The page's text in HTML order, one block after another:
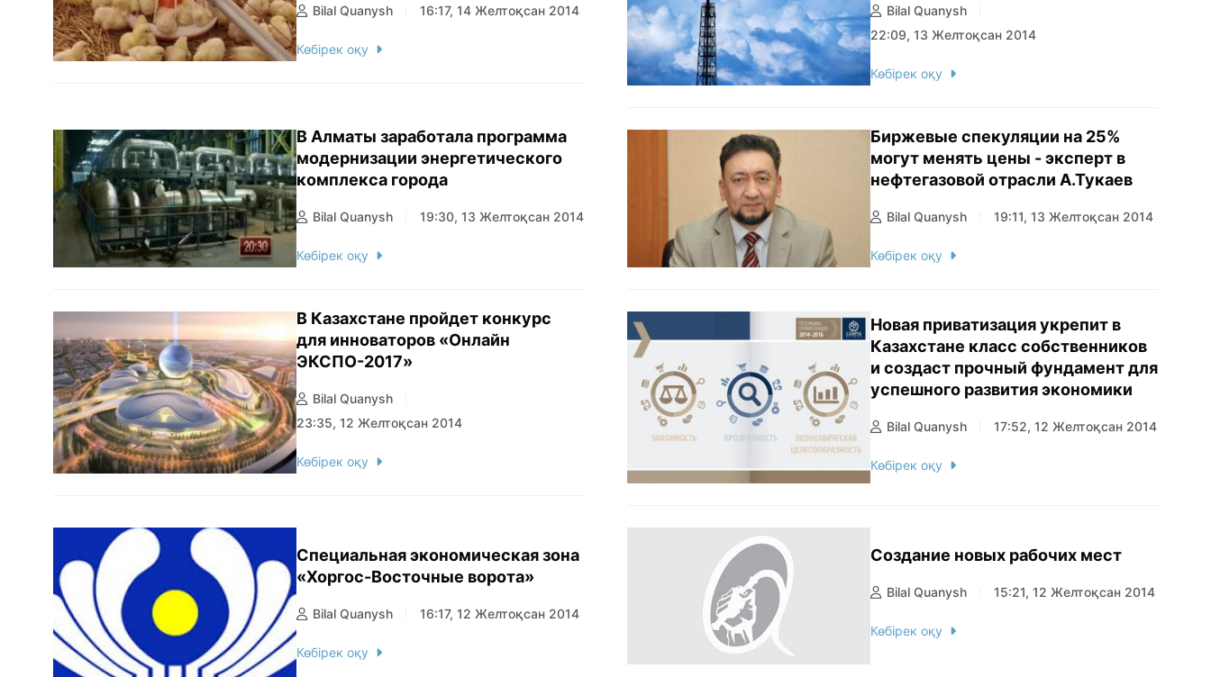
Bilal Quanysh 16:17, 14 Желтоқсан 2014
Көбірек оқу
Bilal Quanysh
22:09, 13 Желтоқсан 2014
Көбірек оқу
В Алматы заработала программа
модернизации энергетического
комплекса города
Bilal Quanysh 19:30, 13 Желтоқсан 2014
Көбірек оқу
Биржевые спекуляции на 25%
могут менять цены - эксперт в
нефтегазовой отрасли А.Тукаев
Bilal Quanysh 19:11, 13 Желтоқсан 2014
Көбірек оқу
В Казахстане пройдет конкурс
для инноваторов «Онлайн
ЭКСПО-2017»
Bilal Quanysh
23:35, 12 Желтоқсан 2014
Көбірек оқу
Новая приватизация укрепит в
Казахстане класс собственников
и создаст прочный фундамент для
успешного развития экономики
Bilal Quanysh 17:52, 12 Желтоқсан 2014
Көбірек оқу
Специальная экономическая зона
«Хоргос-Восточные ворота»
Bilal Quanysh 16:17, 12 Желтоқсан 2014
Көбірек оқу
Создание новых рабочих мест
Bilal Quanysh 15:21, 12 Желтоқсан 2014
Көбірек оқу